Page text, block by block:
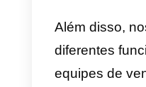
para a
com que